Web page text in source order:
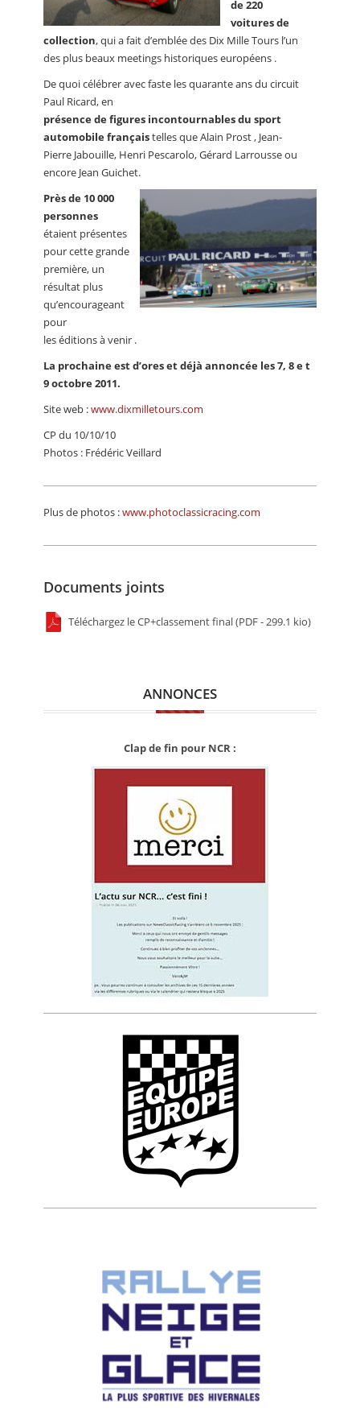
de 220
voitures de
collection, qui a fait d’emblée des Dix Mille Tours l’un
des plus beaux meetings historiques européens .
De quoi célébrer avec faste les quarante ans du circuit
Paul Ricard, en
présence de figures incontournables du sport
automobile françaistelles que Alain Prost , Jean-
Pierre Jabouille, Henri Pescarolo, Gérard Larrousse ou
encore Jean Guichet.
Près de 10 000
personnes
étaient présentes
pour cette grande
première, un
résultat plus
qu’encourageant
pour
les éditions à venir .
La prochaine est d’ores et déjà annoncée les 7, 8 e t
9 octobre 2011.
Site web :www.dixmilletours.com
CP du 10/10/10
Photos : Frédéric Veillard
Plus de photos :www.photoclassicracing.com
Documents joints
Téléchargez le CP+classement final (PDF - 299.1 kio)
ANNONCES
Clap de fin pour NCR :